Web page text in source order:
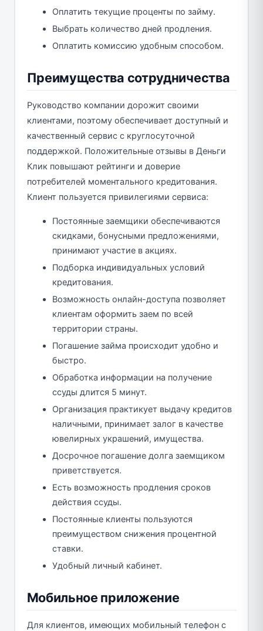
Оплатить текущие проценты по займу.
Выбрать количество дней продления.
Оплатить комиссию удобным способом.
Преимущества сотрудничества
Руководство компании дорожит своими
клиентами, поэтому обеспечивает доступный и
качественный сервис с круглосуточной
поддержкой. Положительные отзывы в Деньги
Клик повышают рейтинги и доверие
потребителей моментального кредитования.
Клиент пользуется привилегиями сервиса:
Постоянные заемщики обеспечиваются
скидками, бонусными предложениями,
принимают участие в акциях.
Подборка индивидуальных условий
кредитования.
Возможность онлайн-доступа позволяет
клиентам оформить заем по всей
территории страны.
Погашение займа происходит удобно и
быстро.
Обработка информации на получение
ссуды длится 5 минут.
Организация практикует выдачу кредитов
наличными, принимает залог в качестве
ювелирных украшений, имущества.
Досрочное погашение долга заемщиком
приветствуется.
Есть возможность продления сроков
действия ссуды.
Постоянные клиенты пользуются
преимуществом снижения процентной
ставки.
Удобный личный кабинет.
Мобильное приложение
Для клиентов, имеющих мобильный телефон с